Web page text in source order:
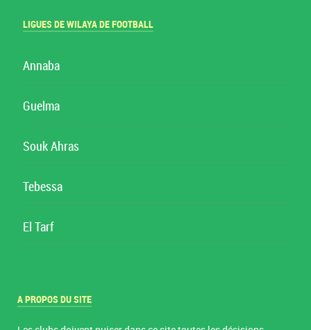
LIGUES DE WILAYA DE FOOTBALL
Annaba
Guelma
Souk Ahras
Tebessa
El Tarf
A PROPOS DU SITE